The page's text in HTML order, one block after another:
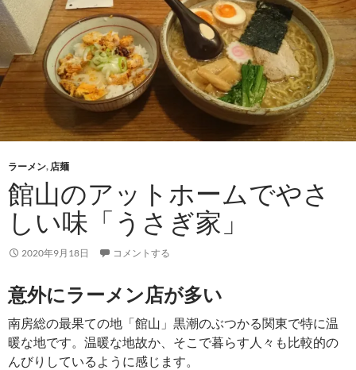
ラーメン, 店麺
館山のアットホームでやさ
しい味「うさぎ家」
2020年9月18日 コメントする
意外にラーメン店が多い
南房総の最果ての地「館山」黒潮のぶつかる関東で特に温
暖な地です。温暖な地故か、そこで暮らす人々も比較的の
んびりしているように感じます。